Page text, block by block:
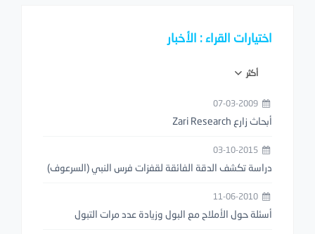
اختيارات القراء : الأخبار
أكثر
أبحاث زارع Zari Research
دراسة تكشف الدقة الفائقة لقفزات فرس النبي (السرعوف)
أسئلة حول الأملاح مع البول وزيادة عدد مرات التبول